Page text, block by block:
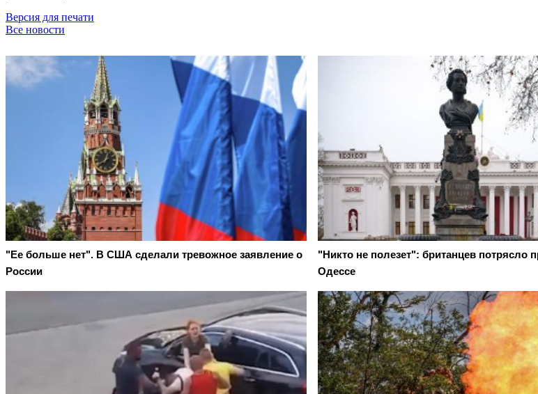
Версия для печати
Все новости
"Ее больше нет". В США сделали тревожное заявление о
России
"Никто не полезет": британцев потрясло
Одессе